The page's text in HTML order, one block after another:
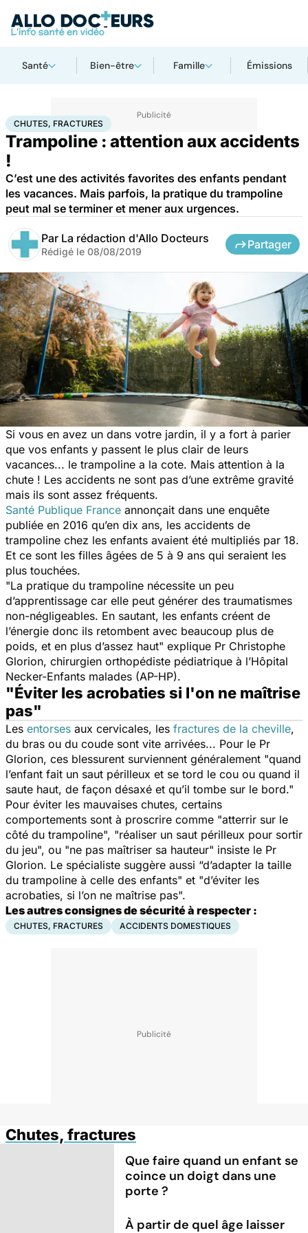
Santé Bien-être Famille Émissions
AccueilSantéChutes, fractures
CHUTES, FRACTURES
Trampoline : attention aux accidents
!
C’est une des activités favorites des enfants pendant
les vacances. Mais parfois, la pratique du trampoline
peut mal se terminer et mener aux urgences.
Par La rédaction d'Allo Docteurs
Rédigé le 08/08/2019
Partager
Si vous en avez un dans votre jardin, il y a fort à parier
que vos enfants y passent le plus clair de leurs
vacances... le trampoline a la cote. Mais attention à la
chute ! Les accidents ne sont pas d’une extrême gravité
mais ils sont assez fréquents.
Santé Publique France annonçait dans une enquête
publiée en 2016 qu’en dix ans, les accidents de
trampoline chez les enfants avaient été multipliés par 18.
Et ce sont les filles âgées de 5 à 9 ans qui seraient les
plus touchées.
"La pratique du trampoline nécessite un peu
d’apprentissage car elle peut générer des traumatismes
non-négligeables. En sautant, les enfants créent de
l’énergie donc ils retombent avec beaucoup plus de
poids, et en plus d’assez haut" explique Pr Christophe
Glorion, chirurgien orthopédiste pédiatrique à l’Hôpital
Necker-Enfants malades (AP-HP).
"Éviter les acrobaties si l'on ne maîtrise
pas"
Les entorses aux cervicales, les fractures de la cheville,
du bras ou du coude sont vite arrivées... Pour le Pr
Glorion, ces blessurent surviennent généralement "quand
l’enfant fait un saut périlleux et se tord le cou ou quand il
saute haut, de façon désaxé et qu’il tombe sur le bord."
Pour éviter les mauvaises chutes, certains
comportements sont à proscrire comme "atterrir sur le
côté du trampoline", "réaliser un saut périlleux pour sortir
du jeu", ou "ne pas maîtriser sa hauteur" insiste le Pr
Glorion. Le spécialiste suggère aussi “d’adapter la taille
du trampoline à celle des enfants" et "d’éviter les
acrobaties, si l’on ne maîtrise pas".
Les autres consignes de sécurité à respecter :
CHUTES, FRACTURES ACCIDENTS DOMESTIQUES
Chutes, fractures
Que faire quand un enfant se
coince un doigt dans une
porte ?
À partir de quel âge laisser